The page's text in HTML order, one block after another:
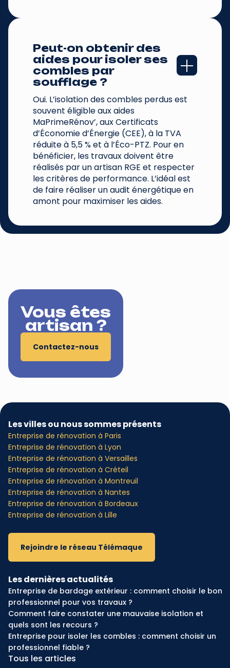
Peut-on obtenir des
aides pour isoler ses
combles par
soufflage ?
Oui. L’isolation des combles perdus est
souvent éligible aux aides
MaPrimeRénov’, aux Certificats
d’Économie d’Énergie (CEE), à la TVA
réduite à 5,5 % et à l’Éco-PTZ. Pour en
bénéficier, les travaux doivent être
réalisés par un artisan RGE et respecter
les critères de performance. L’idéal est
de faire réaliser un audit énergétique en
amont pour maximiser les aides.
Vous êtes
artisan ?
Contactez-nous
Rejoindre le réseau Télémaque
Les dernières actualités
Entreprise de bardage extérieur : comment choisir le bon
professionnel pour vos travaux ?
Comment faire constater une mauvaise isolation et
quels sont les recours ?
Entreprise pour isoler les combles : comment choisir un
professionnel fiable ?
Tous les articles
Les villes ou nous sommes présents
Entreprise de rénovation à Paris
Entreprise de rénovation à Lyon
Entreprise de rénovation à Versailles
Entreprise de rénovation à Créteil
Entreprise de rénovation à Montreuil
Entreprise de rénovation à Nantes
Entreprise de rénovation à Bordeaux
Entreprise de rénovation à Lille